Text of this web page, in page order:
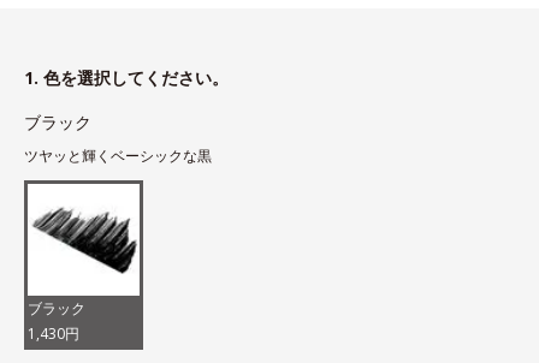
1. 色を選択してください。
ブラック
ツヤッと輝くベーシックな黒
ブラック
1,430円